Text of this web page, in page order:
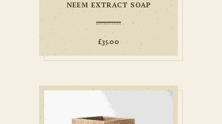
NEEM EXTRACT SOAP
£35.00